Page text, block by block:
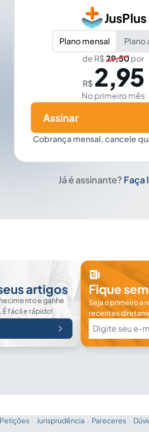
JusPlus
Plano mensal
Plano
de R$29,50por
R$ 2,95
No primeiro mês
Cobrança mensal, cancele
Assinar
Já é assinante? Faça
artigos
e ganhe
fácil e rápido!
Fique
Seja o primeiro a
recentes
Petições · Jurisprudência · Pareceres ·